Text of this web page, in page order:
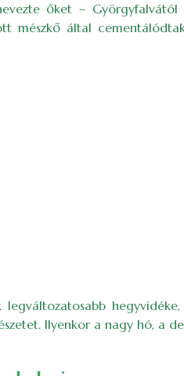
őket –
mészkő által
Ilyenkor a nagy hó, a